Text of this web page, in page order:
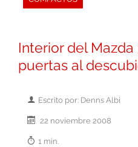
Interior del
puertas al
Escrito por: Denns Albi
22 noviembre 2008
1 min.